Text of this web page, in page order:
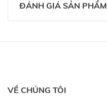
ĐÁNH GIÁ SẢN PHẨM
VỀ CHÚNG TÔI